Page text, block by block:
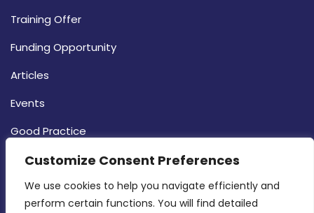
Customize Consent Preferences
We use cookies to help you navigate efficiently and
perform certain functions. You will find detailed
Training Offer
Funding Opportunity
Articles
Events
Good Practice
Strategy
CONTACT INFO